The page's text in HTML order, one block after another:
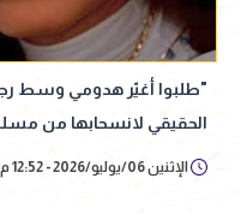
"طلبوا أغيّر هدومي وسط
الحقيقي لانسحابها من
الإثنين 06/يوليو/2026 - 12:52 م